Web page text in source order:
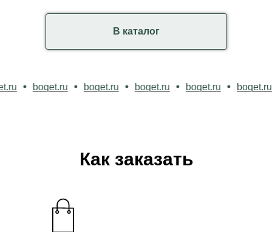
В каталог
boqet.ru boqet.ru boqet.ru boqet.ru
Как заказать